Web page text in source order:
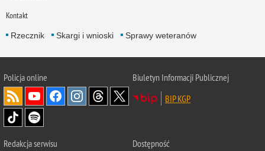
Kontakt
Rzecznik Skargi i wnioski Sprawy weteranów
Policjaonline
Biuletyn Informacji Publicznej
BIP KGP
Redakcja serwisu Dostępność